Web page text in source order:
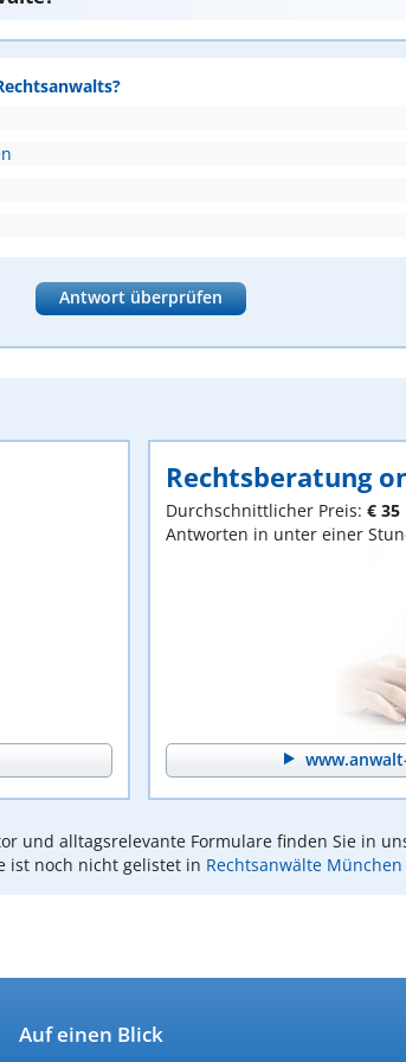
Antwort überprüfen
Rechtsberatung
Durchschnittlicher Preis: € 35
Antworten in unter einer
und alltagsrelevante Formulare finden Sie in
ist noch nicht gelistet in Rechtsanwälte München
Auf einen Blick